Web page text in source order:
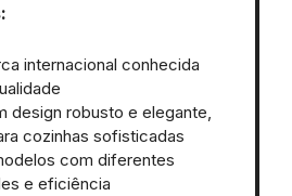
internacional conhecida
design robusto e elegante,
cozinhas sofisticadas
com diferentes
e eficiência